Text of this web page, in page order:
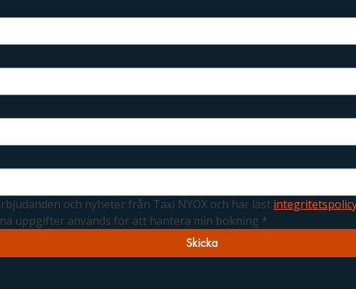
och nyheter från Taxi NYOX och har läst
uppgifter används för att hantera min bokning *
Skicka